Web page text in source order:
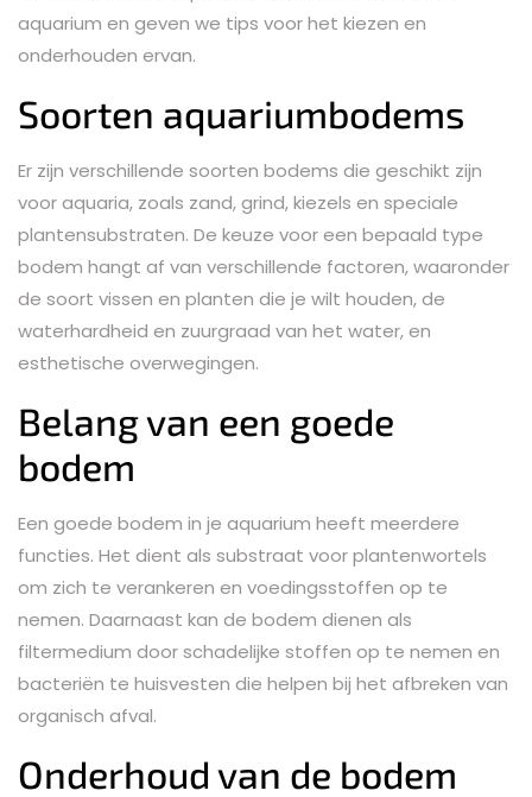
aquarium en geven we tips voor het kiezen en
onderhouden ervan.
Soorten aquariumbodems
Er zijn verschillende soorten bodems die geschikt zijn
voor aquaria, zoals zand, grind, kiezels en speciale
plantensubstraten. De keuze voor een bepaald type
bodem hangt af van verschillende factoren, waaronder
de soort vissen en planten die je wilt houden, de
waterhardheid en zuurgraad van het water, en
esthetische overwegingen.
Belang van een goede
bodem
Een goede bodem in je aquarium heeft meerdere
functies. Het dient als substraat voor plantenwortels
om zich te verankeren en voedingsstoffen op te
nemen. Daarnaast kan de bodem dienen als
filtermedium door schadelijke stoffen op te nemen en
bacteriën te huisvesten die helpen bij het afbreken van
organisch afval.
Onderhoud van de bodem